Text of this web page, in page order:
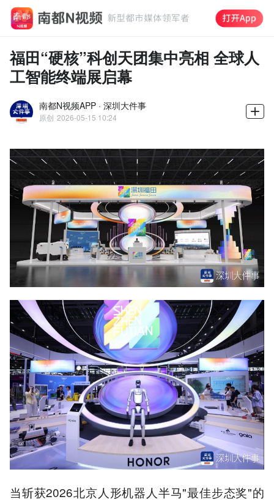
福田“硬核”科创天团集中亮相 全球人
工智能终端展启幕
南都N视频APP · 深圳大件事
原创 2026-05-15 10:24
当斩获2026北京人形机器人半马"最佳步态奖"的